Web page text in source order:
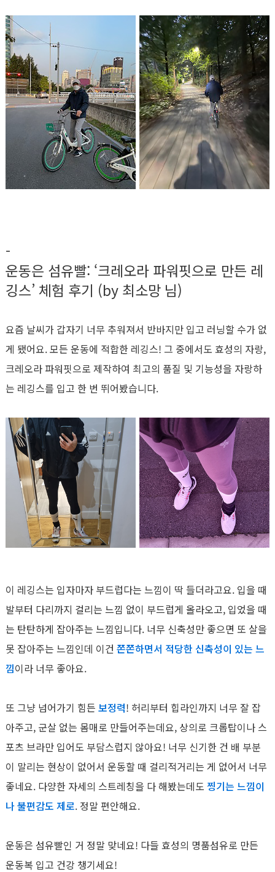
-
운동은 섬유빨: ‘크레오라 파워핏으로 만든 레
깅스’ 체험 후기 (by 최소망 님)
요즘 날씨가 갑자기 너무 추워져서 반바지만 입고 러닝할 수가 없
게 됐어요. 모든 운동에 적합한 레깅스! 그 중에서도 효성의 자랑,
크레오라 파워핏으로 제작하여 최고의 품질 및 기능성을 자랑하
는 레깅스를 입고 한 번 뛰어봤습니다.
이 레깅스는 입자마자 부드럽다는 느낌이 딱 들더라고요. 입을 때
발부터 다리까지 걸리는 느낌 없이 부드럽게 올라오고, 입었을 때
는 탄탄하게 잡아주는 느낌입니다. 너무 신축성만 좋으면 또 살을
못 잡아주는 느낌인데 이건 쫀쫀하면서 적당한 신축성이 있는 느
낌이라 너무 좋아요.
또 그냥 넘어가기 힘든 보정력! 허리부터 힙라인까지 너무 잘 잡
아주고, 군살 없는 몸매로 만들어주는데요, 상의로 크롭탑이나 스
포츠 브라만 입어도 부담스럽지 않아요! 너무 신기한 건 배 부분
이 말리는 현상이 없어서 운동할 때 걸리적거리는 게 없어서 너무
좋네요. 다양한 자세의 스트레칭을 다 해봤는데도 찡기는 느낌이
나 불편감도 제로. 정말 편안해요.
운동은 섬유빨인 거 정말 맞네요! 다들 효성의 명품섬유로 만든
운동복 입고 건강 챙기세요!